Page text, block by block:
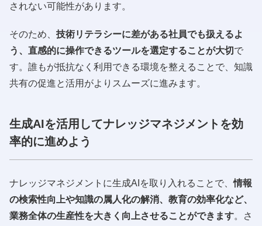
されない可能性があります。
そのため、 技術リテラシーに差がある社員でも扱えるよ
う、直感的に操作できるツールを選定することが大切 で
す。誰もが抵抗なく利用できる環境を整えることで、知識
共有の促進と活用がよりスムーズに進みます。
生成AIを活用してナレッジマネジメントを効
率的に進めよう
ナレッジマネジメントに生成AIを取り入れることで、情報
の検索性向上や知識の属人化の解消、教育の効率化など、
業務全体の生産性を大きく向上させることができます。さ